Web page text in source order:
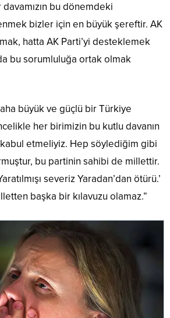
bu dönemdeki
bizler için en büyük şereftir. AK
hatta AK Parti’yi desteklemek
bu sorumluluğa ortak olmak
büyük ve güçlü bir Türkiye
her birimizin bu kutlu davanın
etmeliyiz. Hep söylediğim gibi
bu partinin sahibi de millettir.
severiz Yaradan’dan ötürü.’
başka bir kılavuzu olamaz.”